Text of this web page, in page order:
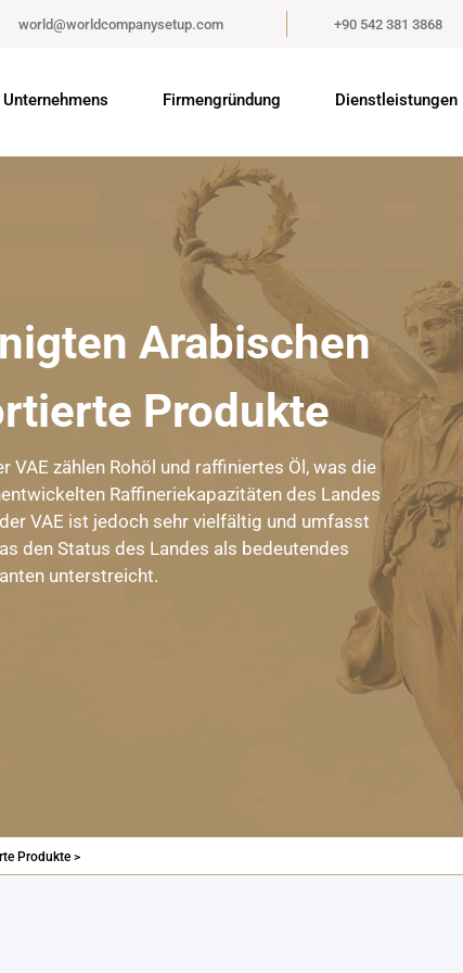
world@worldcompanysetup.com +90 542 381 3868
Unternehmens Firmengründung Dienstleistungen
Arabischen
Produkte
zählen Rohöl und raffiniertes Öl, was die
Raffineriekapazitäten des Landes
VAE ist jedoch sehr vielfältig und umfasst
den Status des Landes als bedeutendes
unterstreicht.
Produkte >